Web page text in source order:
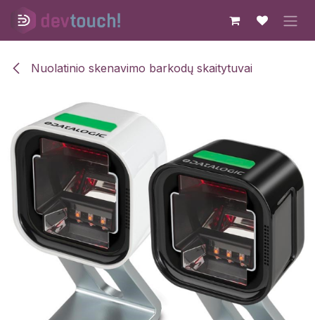
Skip to Content
Nuolatinio skenavimo barkodų skaitytuvai